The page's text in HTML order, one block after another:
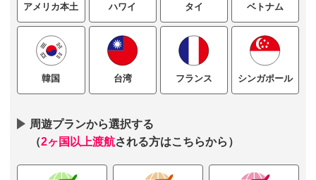
アメリカ本土 ハワイ タイ ベトナム
韓国 台湾 フランス シンガポール
周遊プランから選択する
（2ヶ国以上渡航される方はこちらから）